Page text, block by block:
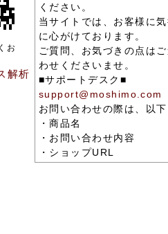
ください。
当サイトでは、お客様に
に心がけております。
ご質問、お気づきの点は
わせくださいませ。
■サポートデスク■
support@moshimo.com
お問い合わせの際は、以
・商品名
・お問い合わせ内容
・ショップURL
お